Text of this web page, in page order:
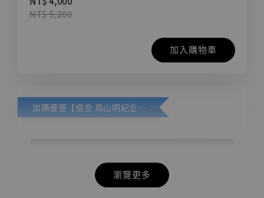
NT$ 5,200
加入購物車
加購優惠【悟空 鳥山明紀念款 [奇蹟工作室]】
瀏覽更多